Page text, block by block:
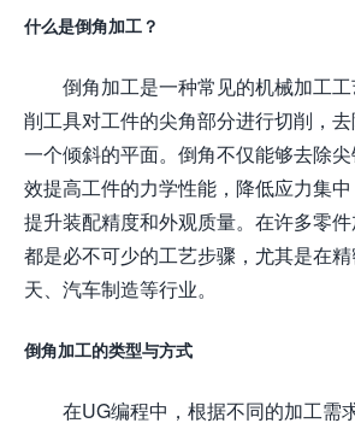
什么是倒角加工？
倒角加工是一种常见的机械加工
削工具对工件的尖角部分进行切削，
一个倾斜的平面。倒角不仅能够去除
效提高工件的力学性能，降低应力集中
提升装配精度和外观质量。在许多零
都是必不可少的工艺步骤，尤其是在
天、汽车制造等行业。
倒角加工的类型与方式
在UG编程中，根据不同的加工需